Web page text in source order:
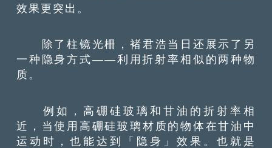
效果更突出。
除了柱镜光柵，褚君浩当日还展示了另
一种隐身方式——利用折射率相似的两种物
质。
例如，高硼硅玻璃和甘油的折射率相
近，当使用高硼硅玻璃材质的物体在甘油中
运动时，也能达到「隐身」效果。也就是